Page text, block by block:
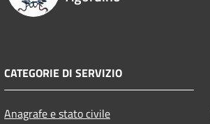
CATEGORIE DI SERVIZIO
Anagrafe e stato civile